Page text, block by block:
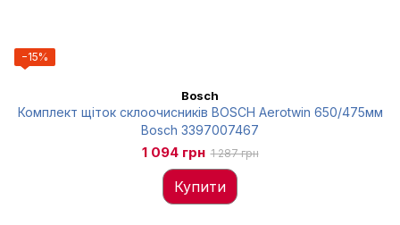
−15%
Bosch
Комплект щіток склоочисників BOSCH Aerotwin 650/475мм
Bosch 3397007467
1 094 грн 1 287 грн
Купити